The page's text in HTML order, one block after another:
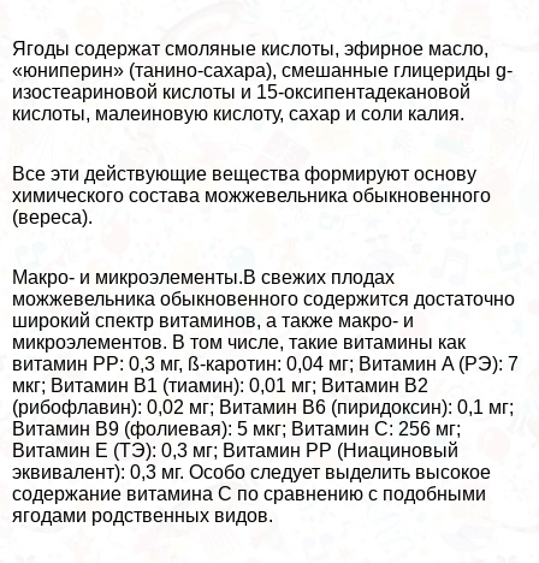
Ягоды содержат смоляные кислоты, эфирное масло,
«юниперин» (танино-сахара), смешанные глицериды g-
изостеариновой кислоты и 15-оксипентадекановой
кислоты, малеиновую кислоту, сахар и соли калия.
Все эти действующие вещества формируют основу
химического состава можжевельника обыкновенного
(вереса).
Макро- и микроэлементы.В свежих плодах
можжевельника обыкновенного содержится достаточно
широкий спектр витаминов, а также макро- и
микроэлементов. В том числе, такие витамины как
витамин PP: 0,3 мг, ß-каротин: 0,04 мг; Витамин A (РЭ): 7
мкг; Витамин B1 (тиамин): 0,01 мг; Витамин B2
(рибофлавин): 0,02 мг; Витамин B6 (пиридоксин): 0,1 мг;
Витамин B9 (фолиевая): 5 мкг; Витамин C: 256 мг;
Витамин E (ТЭ): 0,3 мг; Витамин PP (Ниациновый
эквивалент): 0,3 мг. Особо следует выделить высокое
содержание витамина С по сравнению с подобными
ягодами родственных видов.